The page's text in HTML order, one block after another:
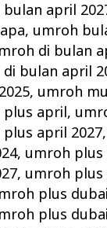
april
, umroh
di bulan
bulan april
, umroh
plus april,
april 2027,
, umroh plus
, umroh plus
plus
plus